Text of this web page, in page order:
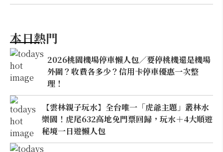
本日熱門
2026桃園機場停車懶人包／要停桃機還是機場
外圍？收費各多少？信用卡停車優惠一次整
理！
【雲林親子玩水】全台唯一「虎爺主題」叢林水
樂園！虎尾632高地免門票回歸，玩水＋4大順遊
秘境一日遊懶人包